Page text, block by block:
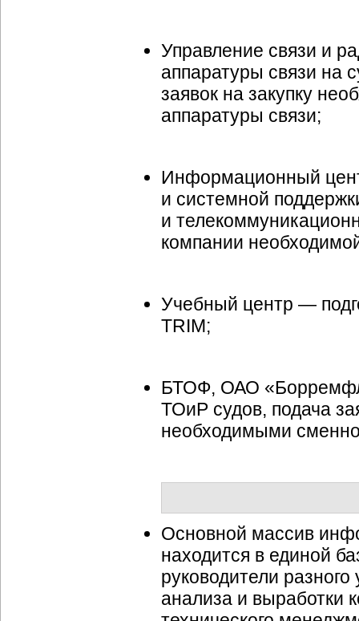
Управление связи и
аппаратуры связи на
заявок на закупку
аппаратуры связи;
Информационный
и системной
и
компании
Учебный центр —
TRIM;
БТОФ, ОАО
ТОиР судов, подача
необходимыми
Основной массив
находится в единой
руководители
анализа и выработки